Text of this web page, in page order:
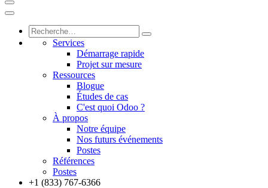
Services
Démarrage rapide
Projet sur mesure
Ressources
Blogue
Études de cas
C'est quoi Odoo ?
À propos
Notre équipe
Nos futurs événements
Postes
Références
Postes
+1 (833) 767-6366